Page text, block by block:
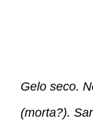
Gelo seco.
(morta?).